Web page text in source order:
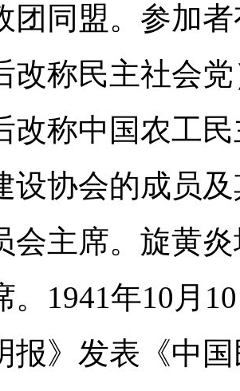
团同盟。参加
改称民主社会
改称中国农工
设协会的成员
会主席。旋黄
。1941年10月
报》发表《中